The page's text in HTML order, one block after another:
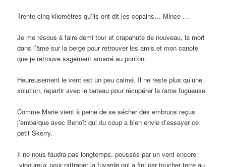
Trente cinq kilomètres qu’ils ont dit les copains… Mince …
Je me résous à faire demi tour et crapahute de nouveau, la mort
dans l’âme sur la berge pour retrouver les amis et mon canote
que je retrouve sagement amarré au ponton.
Heureusement le vent est un peu calmé. Il ne reste plus qu’une
solution, repartir avec le bateau pour récupérer la rame fugueuse.
Comme Marie vient à peine de se sécher des embruns reçus
j’embarque avec Benoît qui du coup a bien envie d’essayer ce
petit Skerry.
Il ne nous faudra pas longtemps, poussés par un vent encore
vigoureux pour rattraper la fuyarde qui a fini par toucher terre au